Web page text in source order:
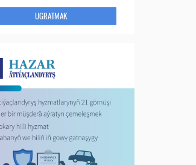
UGRATMAK